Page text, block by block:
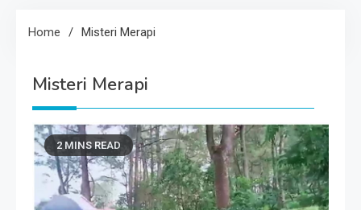
Home Misteri Merapi
Misteri Merapi
2 MINS READ